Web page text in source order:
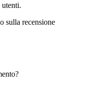
utenti.
sulla recensione